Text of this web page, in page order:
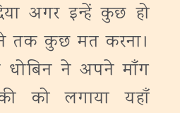
अगर इन्हें कुछ हो
तक कुछ मत करना।
धोबिन ने अपने माँग
को लगाया यहाँ